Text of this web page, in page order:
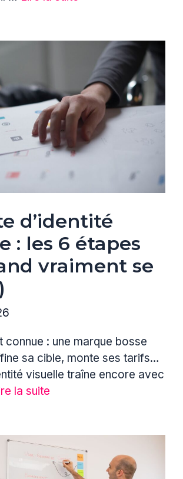
d’identité
: les 6 étapes
vraiment se
connue : une marque bosse
sa cible, monte ses tarifs…
visuelle traîne encore avec
la suite